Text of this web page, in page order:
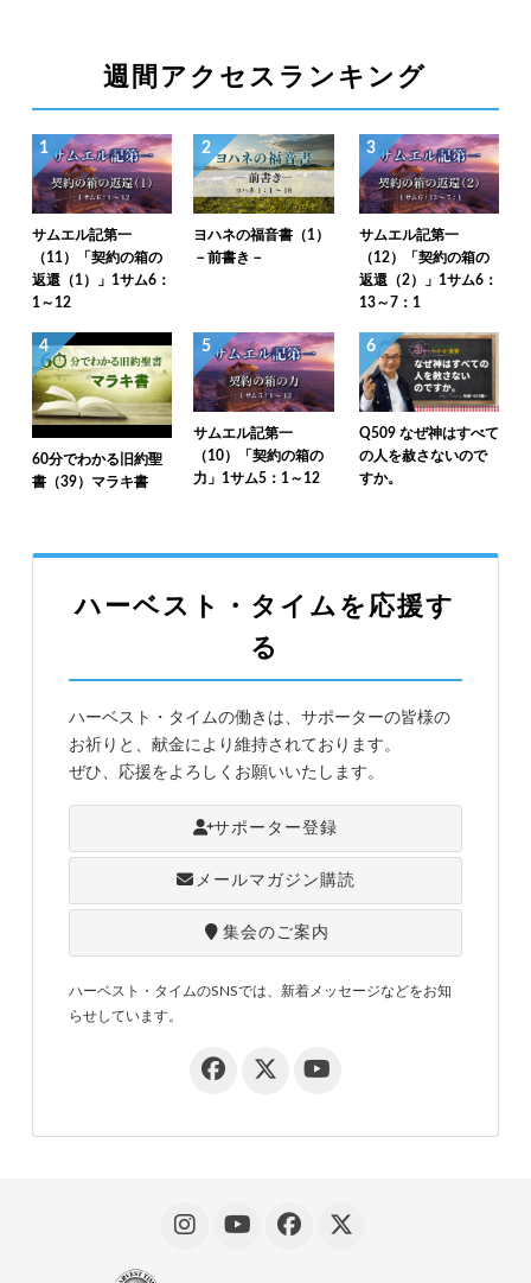
週間アクセスランキング
1
サムエル記第一
（11）「契約の箱の
返還（1）」1サム6：
1～12
2
ヨハネの福音書（1）
－前書き－
3
サムエル記第一
（12）「契約の箱の
返還（2）」1サム6：
13～7：1
4
60分でわかる旧約聖
書（39）マラキ書
5
サムエル記第一
（10）「契約の箱の
力」1サム5：1～12
6
Q509 なぜ神はすべて
の人を赦さないので
すか。
ハーベスト・タイムを応援す
る
ハーベスト・タイムの働きは、サポーターの皆様の
お祈りと、献金により維持されております。
ぜひ、応援をよろしくお願いいたします。
サポーター登録
メールマガジン購読
集会のご案内
ハーベスト・タイムのSNSでは、新着メッセージなどをお知
らせしています。